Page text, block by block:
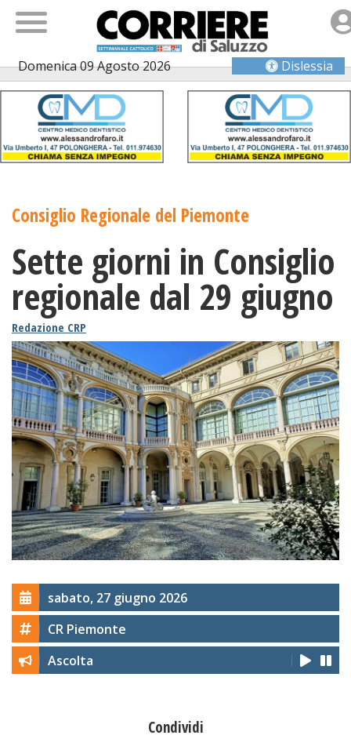
Domenica 09 Agosto 2026 Dislessia
Consiglio Regionale del Piemonte
Sette giorni in Consiglio
regionale dal 29 giugno
Redazione CRP
sabato, 27 giugno 2026
CR Piemonte
Ascolta
Condividi